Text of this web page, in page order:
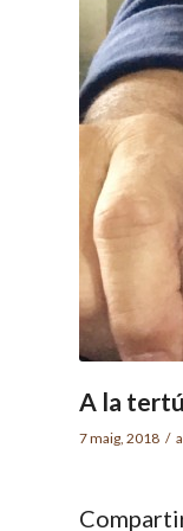
A la
7 maig, 2018 / a